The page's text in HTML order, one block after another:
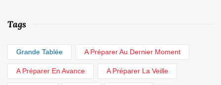
Tags
Grande Tablée A Préparer Au Dernier Moment
A Préparer En Avance A Préparer La Veille